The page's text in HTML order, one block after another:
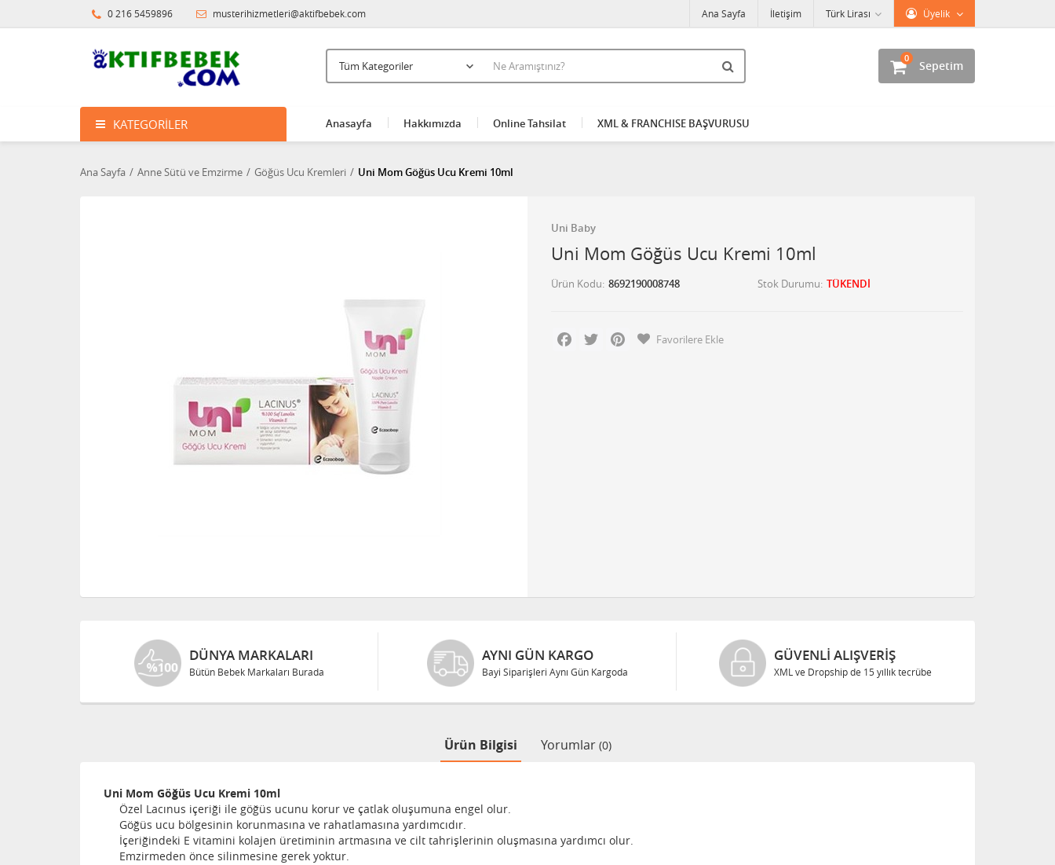
0 216 5459896 musterihizmetleri@aktifbebek.com Üyelik
Türk Lirası
Ana Sayfa İletişim
Sepetim
0
KATEGORILER Anasayfa Hakkımızda Online Tahsilat XML & FRANCHISE BAŞVURUSU
Ana Sayfa Anne Sütü ve Emzirme Göğüs Ucu Kremleri Uni Mom Göğüs Ucu Kremi 10ml
Uni Baby
Uni Mom Göğüs Ucu Kremi 10ml
Ürün Kodu 8692190008748 Stok Durumu TÜKENDİ
Facebook
Twitter PinterestFavorilere Ekle
DÜNYA MARKALARI
Bütün Bebek Markaları Burada
AYNI GÜN KARGO
Bayi Siparişleri Aynı Gün Kargoda
GÜVENLI ALIŞVERIŞ
XML ve Dropship de 15 yıllık tecrübe
Ürün Bilgisi Yorumlar (0)
Uni Mom Göğüs Ucu Kremi 10ml
Özel Lacınus içeriği ile göğüs ucunu korur ve çatlak oluşumuna engel olur.
Göğüs ucu bölgesinin korunmasına ve rahatlamasına yardımcıdır.
İçeriğindeki E vitamini kolajen üretiminin artmasına ve cilt tahrişlerinin oluşmasına yardımcı olur.
Emzirmeden önce silinmesine gerek yoktur.